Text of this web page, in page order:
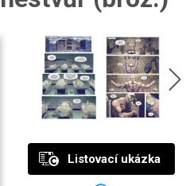
Listovací ukázka